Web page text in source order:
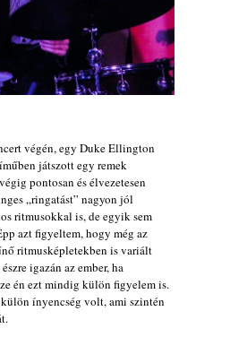
végén, egy Duke Ellington
játszott egy remek
pontosan és élvezetesen
„ringatást” nagyon jól
ritmusokkal is, de egyik sem
azt figyeltem, hogy még az
ritmusképletekben is variált
igazán az ember, ha
én ezt mindig külön figyelem is.
ínyencség volt, ami szintén